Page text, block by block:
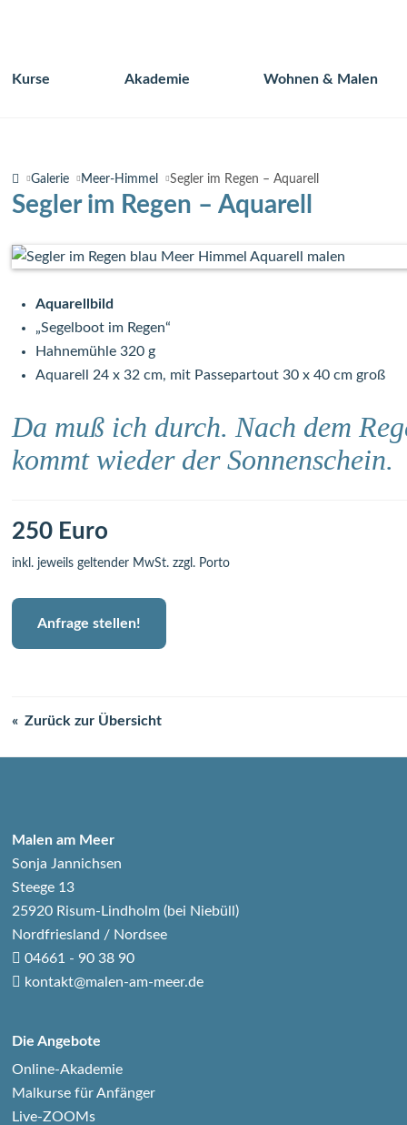
Navigation
Kurse Akademie Wohnen & Malen
Galerie Meer-Himmel Segler im Regen – Aquarell
Segler im Regen – Aquarell
Aquarellbild
„Segelboot im Regen“
Hahnemühle 320 g
Aquarell 24 x 32 cm, mit Passepartout 30 x 40 cm groß
Da muß ich durch. Nach dem
kommt wieder der Sonnenschein.
250 Euro
inkl. jeweils geltender MwSt. zzgl. Porto
Anfrage stellen!
Zurück zur Übersicht
Malen am Meer
Sonja Jannichsen
Steege 13
25920 Risum-Lindholm (bei Niebüll)
Nordfriesland / Nordsee
04661 - 90 38 90
kontakt@malen-am-meer.de
Die Angebote
Online-Akademie
Malkurse für Anfänger
Live-ZOOMs